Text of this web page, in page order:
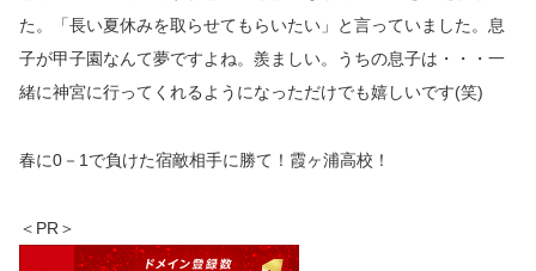
た。「長い夏休みを取らせてもらいたい」と言っていました。息
子が甲子園なんて夢ですよね。羨ましい。うちの息子は・・・一
緒に神宮に行ってくれるようになっただけでも嬉しいです(笑)
春に0－1で負けた宿敵相手に勝て！霞ヶ浦高校！
＜PR＞